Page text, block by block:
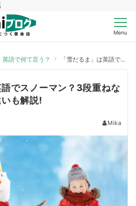
Menu
英語で何て言う？ 「雪だるま」は英語でスノーマン？3段重ねなの！？雪男との違いも解説!
語でスノーマン？3段重ねな
も解説!
Mika